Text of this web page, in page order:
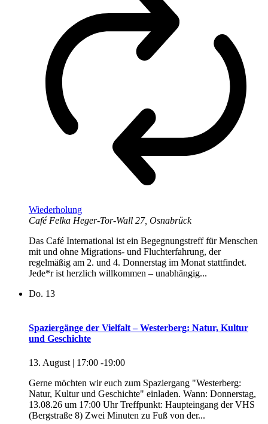
Wiederholung
Café Felka Heger-Tor-Wall 27, Osnabrück
Das Café International ist ein Begegnungstreff für Menschen
mit und ohne Migrations- und Fluchterfahrung, der
regelmäßig am 2. und 4. Donnerstag im Monat stattfindet.
Jede*r ist herzlich willkommen – unabhängig...
Do. 13
Spaziergänge der Vielfalt – Westerberg: Natur, Kultur
und Geschichte
13. August | 17:00 -19:00
Gerne möchten wir euch zum Spaziergang "Westerberg:
Natur, Kultur und Geschichte" einladen. Wann: Donnerstag,
13.08.26 um 17:00 Uhr Treffpunkt: Haupteingang der VHS
(Bergstraße 8) Zwei Minuten zu Fuß von der...